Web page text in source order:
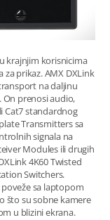
krajnjim korisnicima
prikaz. AMX DXLink
na daljinu
On prenosi audio,
Cat7 standardnog
Transmitters sa
signala na
Modules ili drugih
4K60 Twisted
Switchers.
sa laptopom
što su sobne kamere
u blizini ekrana.